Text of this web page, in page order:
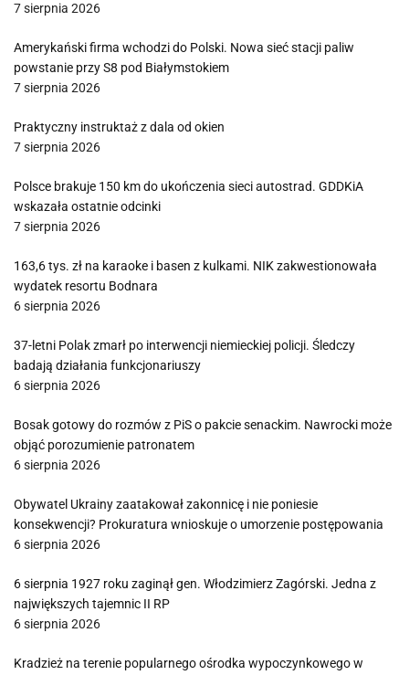
7 sierpnia 2026
Amerykański firma wchodzi do Polski. Nowa sieć stacji paliw
powstanie przy S8 pod Białymstokiem
7 sierpnia 2026
Praktyczny instruktaż z dala od okien
7 sierpnia 2026
Polsce brakuje 150 km do ukończenia sieci autostrad. GDDKiA
wskazała ostatnie odcinki
7 sierpnia 2026
163,6 tys. zł na karaoke i basen z kulkami. NIK zakwestionowała
wydatek resortu Bodnara
6 sierpnia 2026
37-letni Polak zmarł po interwencji niemieckiej policji. Śledczy
badają działania funkcjonariuszy
6 sierpnia 2026
Bosak gotowy do rozmów z PiS o pakcie senackim. Nawrocki może
objąć porozumienie patronatem
6 sierpnia 2026
Obywatel Ukrainy zaatakował zakonnicę i nie poniesie
konsekwencji? Prokuratura wnioskuje o umorzenie postępowania
6 sierpnia 2026
6 sierpnia 1927 roku zaginął gen. Włodzimierz Zagórski. Jedna z
największych tajemnic II RP
6 sierpnia 2026
Kradzież na terenie popularnego ośrodka wypoczynkowego w